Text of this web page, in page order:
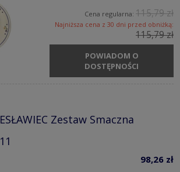
Cena regularna: 115,79 zł
Najniższa cena z 30 dni przed obniżką:
115,79 zł
POWIADOM O
DOSTĘPNOŚCI
Zestaw Smaczna
98,26 zł